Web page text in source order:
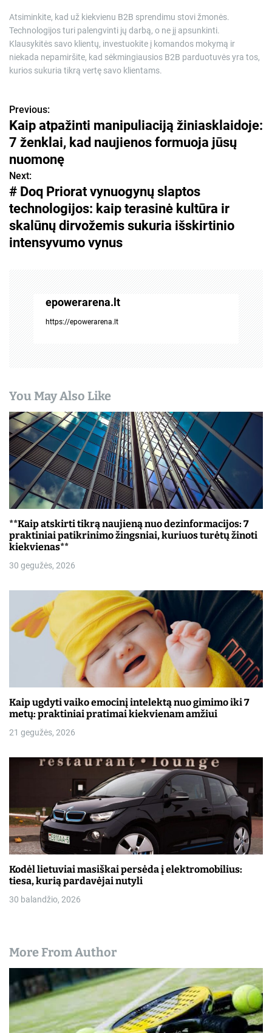
Atsiminkite, kad už kiekvienu B2B sprendimu stovi žmonės.
Technologijos turi palengvinti jų darbą, o ne jį apsunkinti.
Klausykitės savo klientų, investuokite į komandos mokymą ir
niekada nepamiršite, kad sėkmingiausios B2B parduotuvės yra tos,
kurios sukuria tikrą vertę savo klientams.
N
a
v
i
g
a
c
r
p
į
r
a
š
ų
Previous:
Kaip atpažinti manipuliaciją žiniasklaidoje:
7 ženklai, kad naujienos formuoja jūsų
nuomonę
Next:
# Doq Priorat vynuogynų slaptos
technologijos: kaip terasinė kultūra ir
skalūnų dirvožemis sukuria išskirtinio
intensyvumo vynus
epowerarena.lt
https://epowerarena.lt
You May Also Like
**Kaip atskirti tikrą naujieną nuo dezinformacijos: 7
praktiniai patikrinimo žingsniai, kuriuos turėtų žinoti
kiekvienas**
30 gegužės, 2026
Kaip ugdyti vaiko emocinį intelektą nuo gimimo iki 7
metų: praktiniai pratimai kiekvienam amžiui
21 gegužės, 2026
Kodėl lietuviai masiškai persėda į elektromobilius:
tiesa, kurią pardavėjai nutyli
30 balandžio, 2026
More From Author